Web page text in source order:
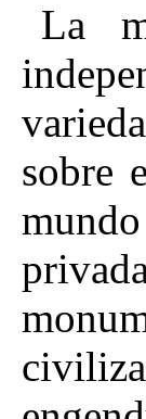
La
sobre